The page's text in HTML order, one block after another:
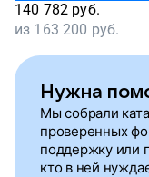
140 782 руб.
из 163 200 руб.
Нужна
Мы собрали
проверенных
поддержку или
кто в ней